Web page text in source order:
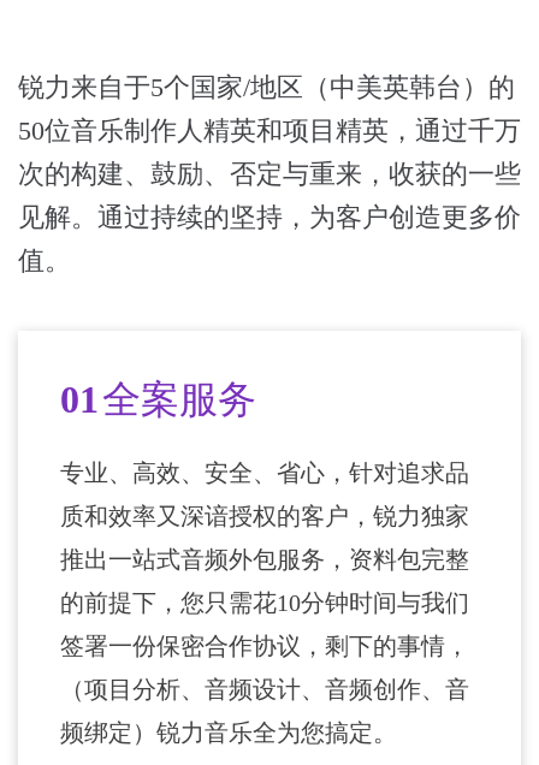
锐力来自于5个国家/地区（中美英韩台）的
50位音乐制作人精英和项目精英，通过千万
次的构建、鼓励、否定与重来，收获的一些
见解。通过持续的坚持，为客户创造更多价
值。
01全案服务
专业、高效、安全、省心，针对追求品
质和效率又深谙授权的客户，锐力独家
推出一站式音频外包服务，资料包完整
的前提下，您只需花10分钟时间与我们
签署一份保密合作协议，剩下的事情，
（项目分析、音频设计、音频创作、音
频绑定）锐力音乐全为您搞定。